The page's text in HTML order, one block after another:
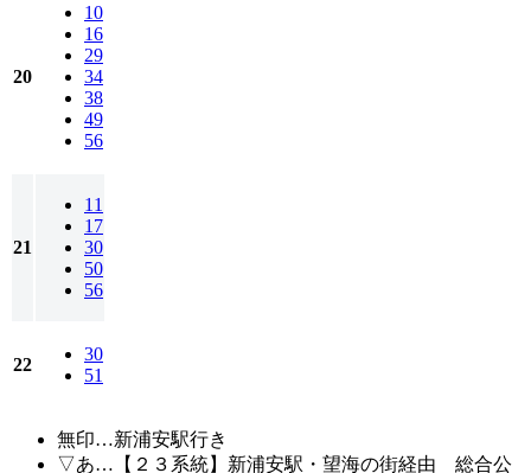
20
10
16
29
34
38
49
56
21
11
17
30
50
56
22
30
51
無印…新浦安駅行き
▽あ…【２３系統】新浦安駅・望海の街経由 総合公